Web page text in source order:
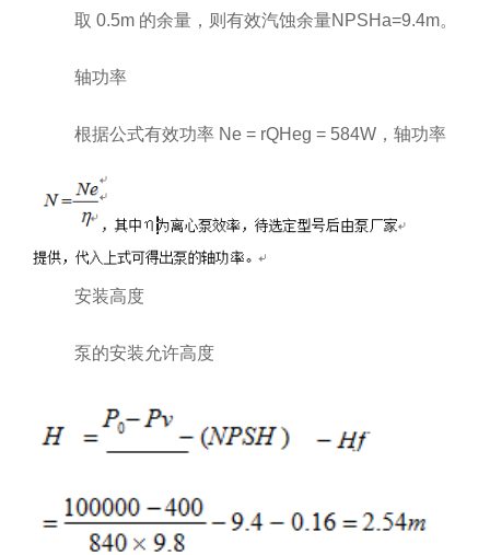
取 0.5m 的余量，则有效汽蚀余量NPSHa=9.4m。
轴功率
根据公式有效功率 Ne = rQHeg = 584W，轴功率
安装高度
泵的安装允许高度